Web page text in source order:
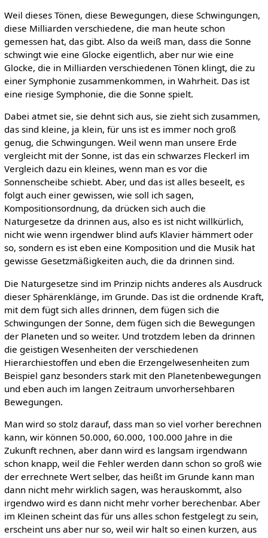
Weil dieses Tönen, diese Bewegungen, diese Schwingungen,
diese Milliarden verschiedene, die man heute schon
gemessen hat, das gibt. Also da weiß man, dass die Sonne
schwingt wie eine Glocke eigentlich, aber nur wie eine
Glocke, die in Milliarden verschiedenen Tönen klingt, die zu
einer Symphonie zusammenkommen, in Wahrheit. Das ist
eine riesige Symphonie, die die Sonne spielt.
Dabei atmet sie, sie dehnt sich aus, sie zieht sich zusammen,
das sind kleine, ja klein, für uns ist es immer noch groß
genug, die Schwingungen. Weil wenn man unsere Erde
vergleicht mit der Sonne, ist das ein schwarzes Fleckerl im
Vergleich dazu ein kleines, wenn man es vor die
Sonnenscheibe schiebt. Aber, und das ist alles beseelt, es
folgt auch einer gewissen, wie soll ich sagen,
Kompositionsordnung, da drücken sich auch die
Naturgesetze da drinnen aus, also es ist nicht willkürlich,
nicht wie wenn irgendwer blind aufs Klavier hämmert oder
so, sondern es ist eben eine Komposition und die Musik hat
gewisse Gesetzmäßigkeiten auch, die da drinnen sind.
Die Naturgesetze sind im Prinzip nichts anderes als Ausdruck
dieser Sphärenklänge, im Grunde. Das ist die ordnende Kraft,
mit dem fügt sich alles drinnen, dem fügen sich die
Schwingungen der Sonne, dem fügen sich die Bewegungen
der Planeten und so weiter. Und trotzdem leben da drinnen
die geistigen Wesenheiten der verschiedenen
Hierarchiestoffen und eben die Erzengelwesenheiten zum
Beispiel ganz besonders stark mit den Planetenbewegungen
und eben auch im langen Zeitraum unvorhersehbaren
Bewegungen.
Man wird so stolz darauf, dass man so viel vorher berechnen
kann, wir können 50.000, 60.000, 100.000 Jahre in die
Zukunft rechnen, aber dann wird es langsam irgendwann
schon knapp, weil die Fehler werden dann schon so groß wie
der errechnete Wert selber, das heißt im Grunde kann man
dann nicht mehr wirklich sagen, was herauskommt, also
irgendwo wird es dann nicht mehr vorher berechenbar. Aber
im Kleinen scheint das für uns alles schon festgelegt zu sein,
erscheint uns aber nur so, weil wir halt so einen kurzen, aus